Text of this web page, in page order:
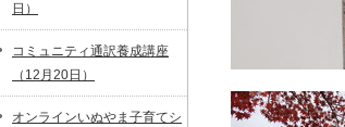
日）
コミュニティ通訳養成講座
（12月20日）
オンラインいぬやま子育てシ